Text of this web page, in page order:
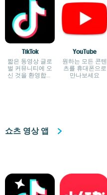
TikTok
짧은 동영상 글로
벌 커뮤니티에 오
신 것을 환영합니
YouTube
원하는 모든 콘텐
츠를 휴대폰으로
만나보세요
쇼츠 영상 앱